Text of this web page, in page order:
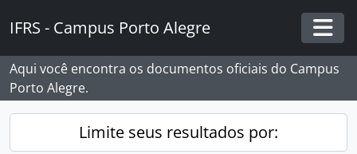
IFRS - Campus Porto Alegre
Aqui você encontra os documentos oficiais do Campus
Porto Alegre.
Limite seus resultados por: